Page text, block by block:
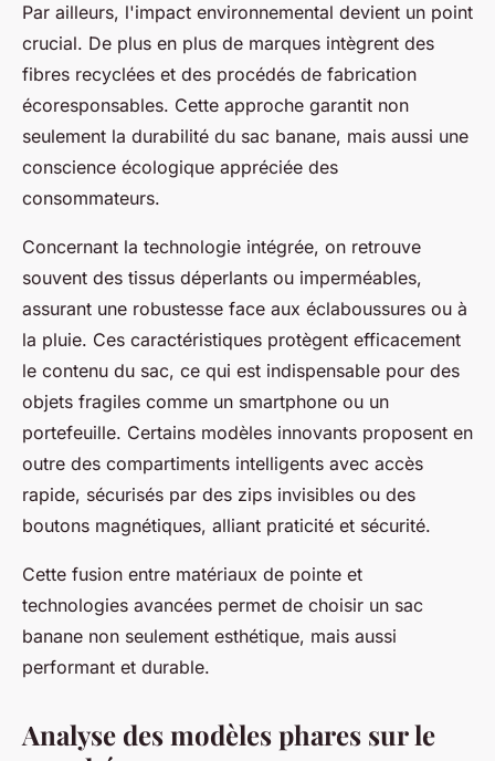
Par ailleurs, l'impact environnemental devient un point
crucial. De plus en plus de marques intègrent des
fibres recyclées et des procédés de fabrication
écoresponsables. Cette approche garantit non
seulement la durabilité du sac banane, mais aussi une
conscience écologique appréciée des
consommateurs.
Concernant la technologie intégrée, on retrouve
souvent des tissus déperlants ou imperméables,
assurant une robustesse face aux éclaboussures ou à
la pluie. Ces caractéristiques protègent efficacement
le contenu du sac, ce qui est indispensable pour des
objets fragiles comme un smartphone ou un
portefeuille. Certains modèles innovants proposent en
outre des compartiments intelligents avec accès
rapide, sécurisés par des zips invisibles ou des
boutons magnétiques, alliant praticité et sécurité.
Cette fusion entre matériaux de pointe et
technologies avancées permet de choisir un sac
banane non seulement esthétique, mais aussi
performant et durable.
Analyse des modèles phares sur le